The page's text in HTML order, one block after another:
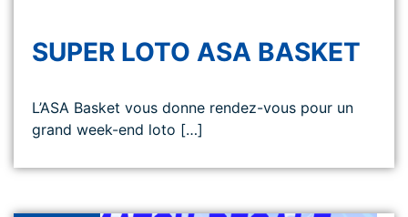
SUPER LOTO ASA BASKET
L’ASA Basket vous donne rendez-vous pour un
grand week-end loto […]